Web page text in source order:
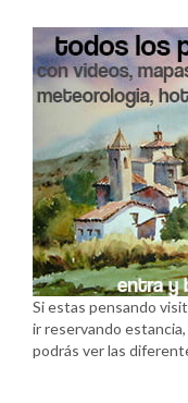
Si estas pensando
ir reservando
podrás ver las